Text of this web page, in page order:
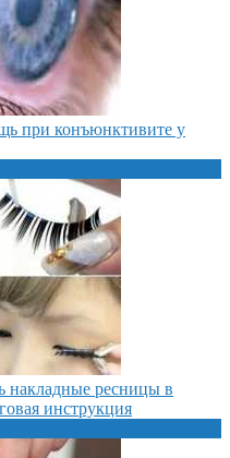
при конъюнктивите у
накладные ресницы в
инструкция